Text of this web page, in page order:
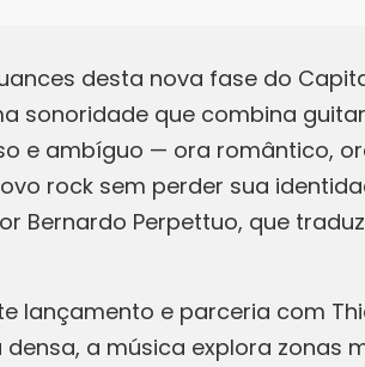
desta nova fase do
sonoridade que combina
e ambíguo — ora romântico,
rock sem perder sua
Bernardo Perpettuo, que
lançamento e parceria com
a música explora zonas